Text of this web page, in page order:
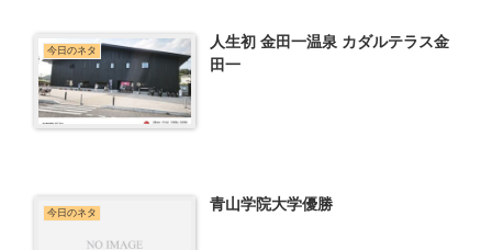
今日のネタ
人生初 金田一温泉 カダルテラス金
田一
今日のネタ 青山学院大学優勝